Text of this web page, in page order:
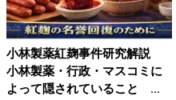
小林製薬紅麹事件研究解説
小林製薬・行政・マスコミに
よって隠されていること